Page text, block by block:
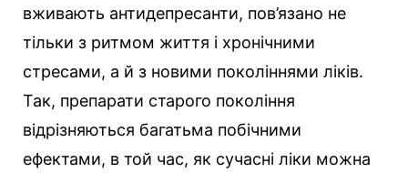
вживають антидепресанти, пов’язано не
тільки з ритмом життя і хронічними
стресами, а й з новими поколіннями ліків.
Так, препарати старого покоління
відрізняються багатьма побічними
ефектами, в той час, як сучасні ліки можна